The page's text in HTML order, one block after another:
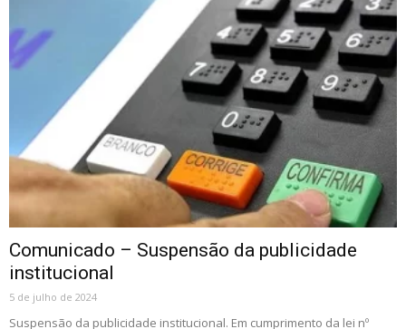
Comunicado – Suspensão da publicidade
institucional
5 de julho de 2024
Suspensão da publicidade institucional. Em cumprimento da lei nº